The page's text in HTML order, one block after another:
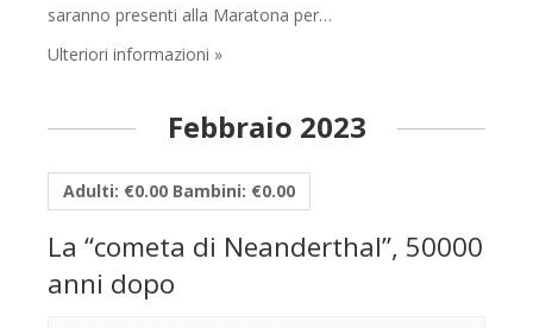
saranno presenti alla Maratona per…
Ulteriori informazioni »
Febbraio 2023
Adulti: €0.00 Bambini: €0.00
La “cometa di Neanderthal”, 50000
anni dopo